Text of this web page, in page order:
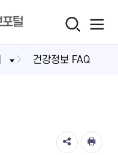
건강정보 FAQ